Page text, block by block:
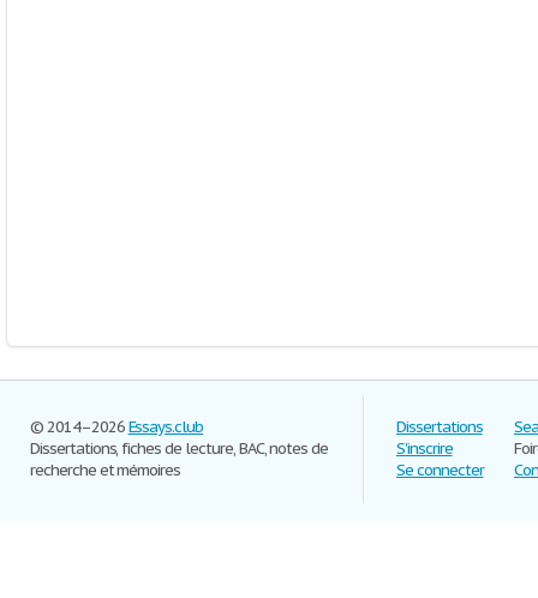
© 2014–2026Essays.club
Dissertations, fiches de lecture, BAC, notes de
recherche et mémoires
Dissertations
S'inscrire
Se connecter